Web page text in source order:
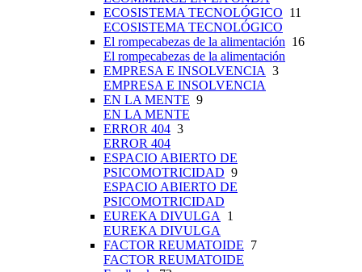
ECOSISTEMA TECNOLÓGICO 11
ECOSISTEMA TECNOLÓGICO
El rompecabezas de la alimentación 16
El rompecabezas de la alimentación
EMPRESA E INSOLVENCIA 3
EMPRESA E INSOLVENCIA
EN LA MENTE 9
EN LA MENTE
ERROR 404 3
ERROR 404
ESPACIO ABIERTO DE
PSICOMOTRICIDAD 9
ESPACIO ABIERTO DE
PSICOMOTRICIDAD
EUREKA DIVULGA
1
EUREKA DIVULGA
FACTOR REUMATOIDE 7
FACTOR REUMATOIDE